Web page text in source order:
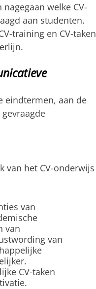
welke CV-
aan studenten.
training en CV-taken
eindtermen, aan de
van het CV-onderwijs
van
van
van
CV-taken